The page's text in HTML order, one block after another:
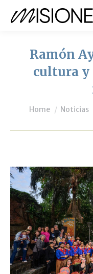
Ramón
cultura y
You are here:
Home Noticias